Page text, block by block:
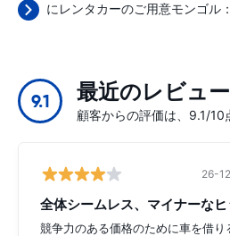
にレンタカーのご用意モンゴル：
9.1 最近のレビュー
顧客からの評価は、9.1/
26-
競争力のある価格のために車を借り